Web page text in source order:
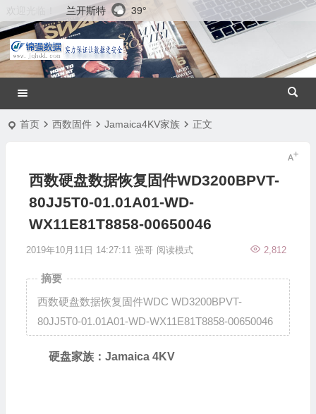
兰开斯特 39°
首页 西数固件 Jamaica4KV家族 正文
西数硬盘数据恢复固件WD3200BPVT-
80JJ5T0-01.01A01-WD-
WX11E81T8858-00650046
2019年10月11日 14:27:11 强哥 2,812
阅读模式
摘要
西数硬盘数据恢复固件WDC WD3200BPVT-
80JJ5T0-01.01A01-WD-WX11E81T8858-00650046
硬盘家族：Jamaica 4KV